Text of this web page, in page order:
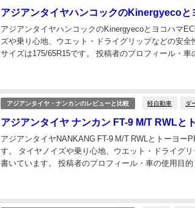
アジアンタイヤハンコックのKinergyecoと
アジアンタイヤハンコックのKinergyecoとヨコハマ
ズや乗り心地、ウエット・ドライグリップなどの安全
サイズは175/65R15です。 投稿者のプロフィール・車
アジアンタイヤ・ナンカンのレビューと比較 軽自動車 ダ
アジアンタイヤ ナンカン FT-9 M/T RWLと
アジアンタイヤNANKANG FT-9 M/T RWLとトーヨー
す。 タイヤノイズや乗り心地、ウエット・ドライグ
書いています。 投稿者のプロフィール・車の使用目的 中村さん 住んでいるエリアは兵庫県で若干